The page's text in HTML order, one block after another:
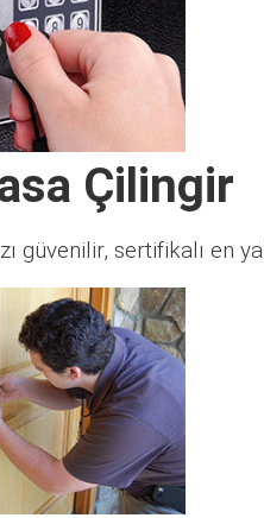
Çilingir
güvenilir, sertifikalı en